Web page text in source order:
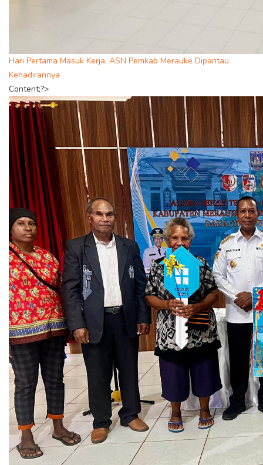
Hari Pertama Masuk Kerja, ASN Pemkab Merauke Dipantau
Kehadirannya
Content;?>